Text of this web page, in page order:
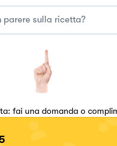
fai una domanda o